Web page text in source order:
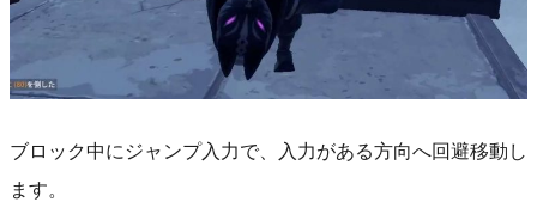
ブロック中にジャンプ入力で、入力がある方向へ回避移動し
ます。